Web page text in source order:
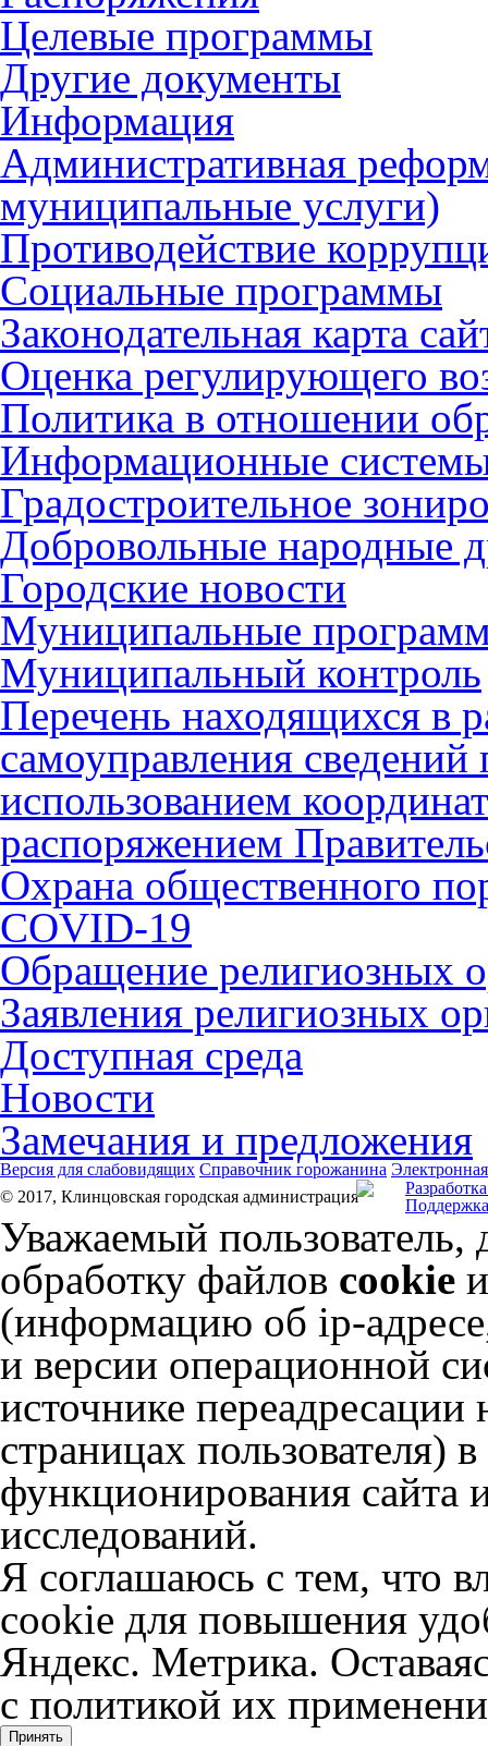
Целевые программы
Другие документы
Информация
Административная
муниципальные услуги)
Противодействие
Социальные программы
Законодательная карта
Оценка регулирующего
Политика в отношении
Информационные
Градостроительное
Добровольные народные
Городские новости
Муниципальные
Муниципальный контроль
Перечень находящихся в
самоуправления
использованием
распоряжением
Охрана общественного
COVID-19
Обращение религиозных
Заявления религиозных
Доступная среда
Новости
Замечания и предложения
Версия для слабовидящих Справочник горожанина
© 2017, Клинцовская городская администрация
Уважаемый пользователь,
обработку файлов cookie
(информацию об ip-адресе
и версии операционной
источнике
страницах пользователя)
функционирования сайта
исследований.
Я соглашаюсь с тем, что
cookie для повышения
Яндекс. Метрика.
с политикой их
Принять